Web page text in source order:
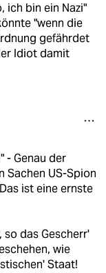
ich bin ein Nazi"
"wenn die
gefährdet
Idiot damit
- Genau der
Sachen US-Spion
ist eine ernste
so das Gescherr'
wie
Staat!